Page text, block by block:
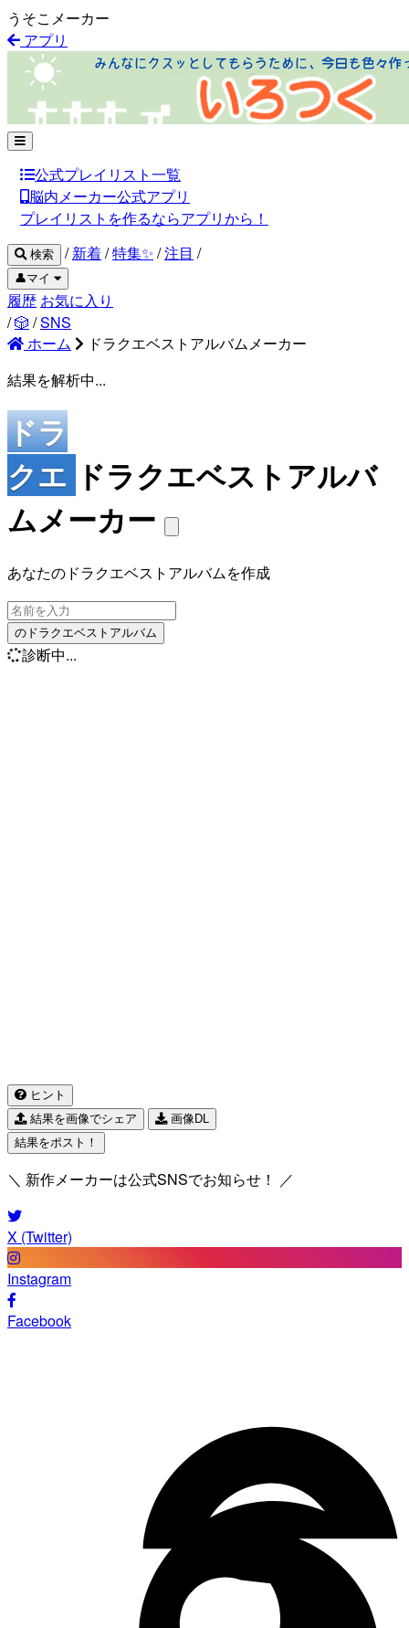
うそこメーカー
アプリ
公式プレイリスト一覧
脳内メーカー公式アプリ
プレイリストを作るならアプリから！
検索 / 新着/特集✨ /注目 /
👤マイ
履歴 お気に入り
/🎲 /SNS
ホーム
ドラクエベストアルバムメーカー
結果を解析中...
ドラ
クエ ドラクエベストアルバ
ムメーカー
あなたのドラクエベストアルバムを作成
のドラクエベストアルバム
診断中...
ヒント
結果を画像でシェア
画像DL
結果をポスト！
＼ 新作メーカーは公式SNSでお知らせ！ ／
X (Twitter)
Instagram
Facebook